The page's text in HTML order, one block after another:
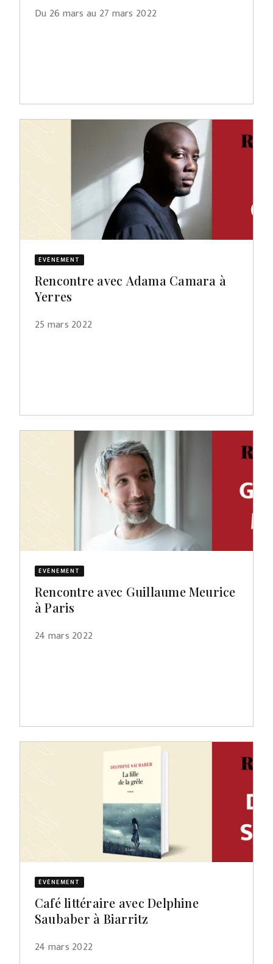
Du 26 mars au 27 mars 2022
ÉVÈNEMENT
Rencontre avec Adama Camara à
Yerres
25 mars 2022
ÉVÈNEMENT
Rencontre avec Guillaume Meurice
à Paris
24 mars 2022
ÉVÈNEMENT
Café littéraire avec Delphine
Saubaber à Biarritz
24 mars 2022